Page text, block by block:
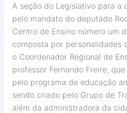
A seção do Legislativo para a
pelo mandato do deputado
Centro de Ensino número um
composta por personalidades
o Coordenador Regional de
professor Fernando Freire,
pelo programa de educação
sendo criado pelo Grupo de
além da administradora da